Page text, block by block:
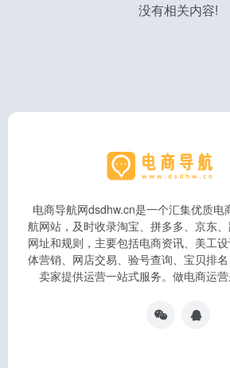
没有相关内容!
电商导航网dsdhw.cn是一个汇集优质电
航网站，及时收录淘宝、拼多多、京东
网址和规则，主要包括电商资讯、美工
体营销、网店交易、验号查询、宝贝排
卖家提供运营一站式服务。做电商运营